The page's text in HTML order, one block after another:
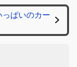
っぱいのカー